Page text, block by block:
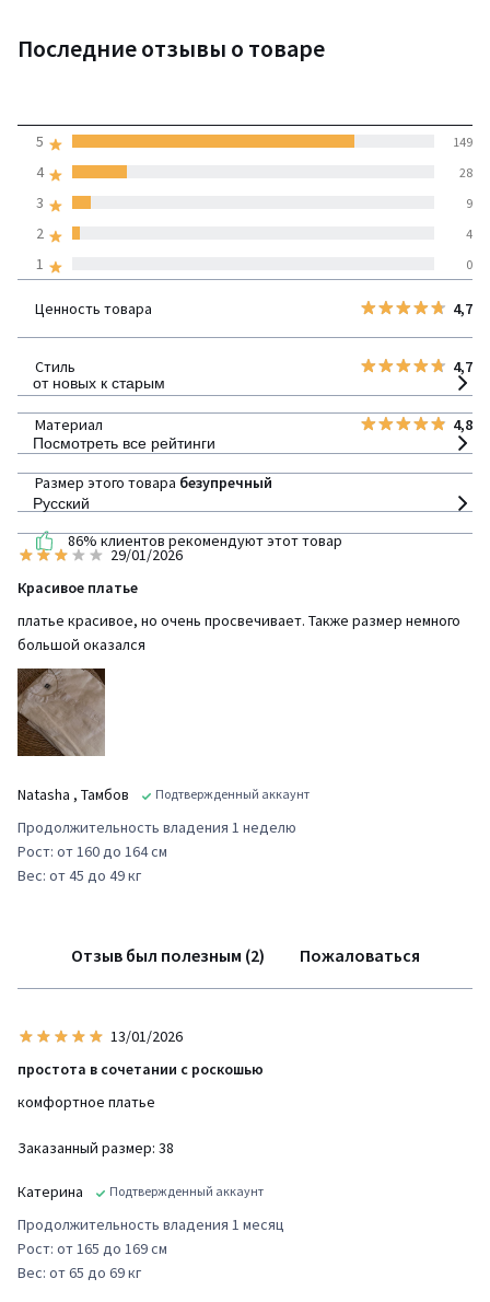
Последние отзывы о товаре
(190 отзывов)
1 0
2 4
3 9
4 28
5 149
Ценность товара 4,7
Стиль 4,7
Материал 4,8
Размер этого товара безупречный
86% клиентов рекомендуют этот товар
от новых к старым
Посмотреть все рейтинги
Русский
29/01/2026
Красивое платье
платье красивое, но очень просвечивает. Также размер немного
большой оказался
Natasha , Тамбов Подтвержденный аккаунт
Продолжительность владения 1 неделю
Рост: от 160 до 164 см
Вес: от 45 до 49 кг
Отзыв был полезным (2) Пожаловаться
13/01/2026
простота в сочетании с роскошью
комфортное платье
Заказанный размер: 38
Катерина Подтвержденный аккаунт
Продолжительность владения 1 месяц
Рост: от 165 до 169 см
Вес: от 65 до 69 кг